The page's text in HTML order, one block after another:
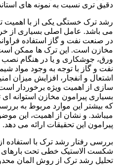
دقیق تری نسبت به نمونه های
رشد ترک خستگی یکی از با
می باشد. عامل اصلی بسیاری از
در صنعت نفت و گاز استفاده
مخازن است. این ترک ها ممکن است
ورق، جوشکاری و یا در هنگام نصب
نفت و گاز با توجه به وجود مواد
اشتعال و انفجار، افزایش میزان
سازی از اهمیت ویژه برخوردار
بسیاری پیرامون مخازن استوانه
که بیشتر این موارد مربوط به
میباشد. و نشان از اهمیت، این
پیرامون این تحقیقات ارائه می دهد.
بررسی رفتار رشد ترک با استفاده
شکست الاستیک خطی تحت بارهای
تحلیل رشد ترک از روش المان